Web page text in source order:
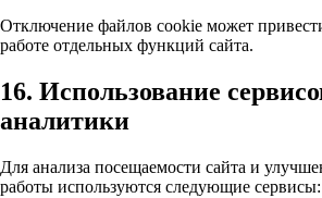
Отключение файлов cookie может
работе отдельных функций сайта.
16. Использование
аналитики
Для анализа посещаемости сайта и
работы используются следующие сервисы: